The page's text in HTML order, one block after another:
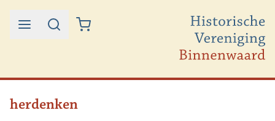
Ga naar de inhoud
herdenken